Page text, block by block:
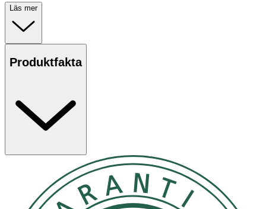
Great Earth B-vitamin Complex är ett veganskt
kosttillskott som innehåller alla åtta essentiella B-
vitaminer: B1, B2 (riboflavin), B3 (niacin), B5, B6, B7
(biotin), B9 (folsyra) och B12.
Vitamin B1 och B6 bidrar till normal energiomsättning.
bidrar även till normal psykologisk funktion och till
normal energiomsättning.
kaplsar.
Användning & Dosering
- Rekommenderad daglig dos: 1 kapsel.
Läs mer
Produktfakta